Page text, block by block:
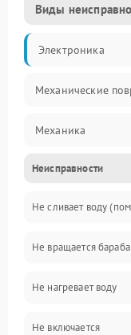
Виды
Электроника
Механические
Механика
Электропитание
Водоснабжение
Слив
Программное
Неисправности
Не сливает воду
Не вращается
Не нагревает воду
Не включается